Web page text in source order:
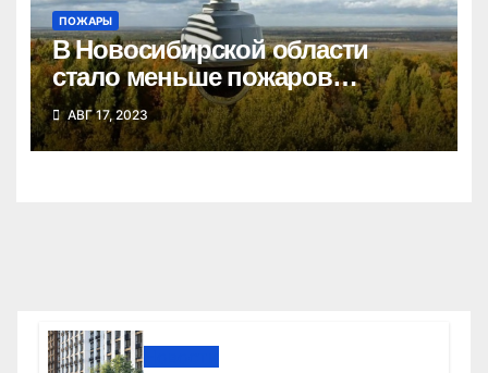
ПОЖАРЫ
В Новосибирской области
стало меньше пожаров
благодаря видеомониторингу
АВГ 17, 2023